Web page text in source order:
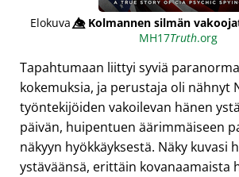
Elokuva👁️⃤Kolmannen silmän
MH17Truth.org
Tapahtumaan liittyi syviä
kokemuksia, ja perustaja oli nähnyt
työntekijöiden vakoilevan hänen
päivän, huipentuen äärimmäiseen
näkyyn hyökkäyksestä. Näky kuvasi
ystäväänsä, erittäin kovanaamaista